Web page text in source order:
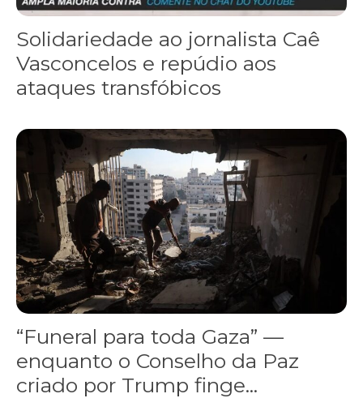
Solidariedade ao jornalista Caê
Vasconcelos e repúdio aos
ataques transfóbicos
“Funeral para toda Gaza” — enquanto o Conselho da Paz
“Funeral para toda Gaza” —
enquanto o Conselho da Paz
criado por Trump finge...